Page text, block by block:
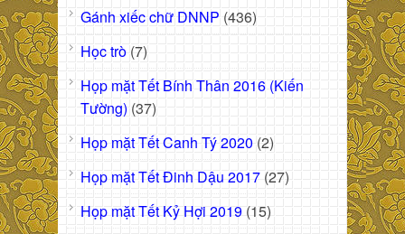
Gánh xiếc chữ DNNP (436)
Học trò (7)
Họp mặt Tết Bính Thân 2016 (Kiến
Tường) (37)
Họp mặt Tết Canh Tý 2020 (2)
Họp mặt Tết Đinh Dậu 2017 (27)
Họp mặt Tết Kỷ Hợi 2019 (15)